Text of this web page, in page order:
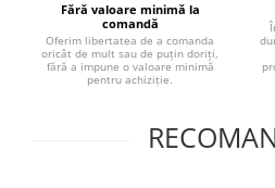
Fără valoare minimă la
comandă
Oferim libertatea de a comanda
oricât de mult sau de puțin doriți,
fără a impune o valoare minimă
pentru achiziție.